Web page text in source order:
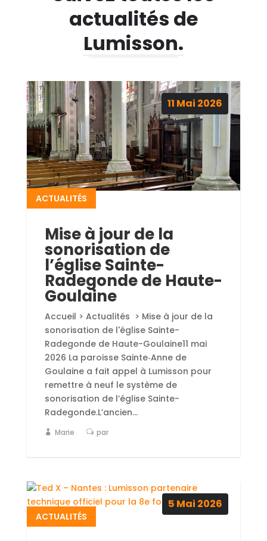
actualités de
Lumisson.
Mise à jour de la
sonorisation de
l’église Sainte-
Radegonde de Haute-
Goulaine
ACTUALITÉS
Accueil > Actualités > Mise à jour de la
sonorisation de l'église Sainte-
Radegonde de Haute-Goulaine11 mai
2026 La paroisse Sainte‑Anne de
Goulaine a fait appel à Lumisson pour
remettre à neuf le système de
sonorisation de l’église Sainte-
Radegonde.L’ancien...
Marie par
11 Mai 2026
ACTUALITÉS
5 Mai 2026